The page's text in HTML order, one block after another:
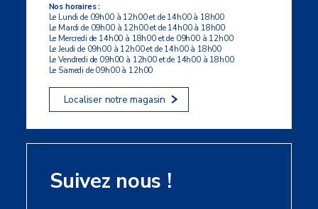
Nos horaires :
Le Lundi de 09h00 à 12h00 et de 14h00 à 18h00
Le Mardi de 09h00 à 12h00 et de 14h00 à 18h00
Le Mercredi de 14h00 à 18h00 et de 09h00 à 12h00
Le Jeudi de 09h00 à 12h00 et de 14h00 à 18h00
Le Vendredi de 09h00 à 12h00 et de 14h00 à 18h00
Le Samedi de 09h00 à 12h00
Localiser notre magasin
Suivez nous !